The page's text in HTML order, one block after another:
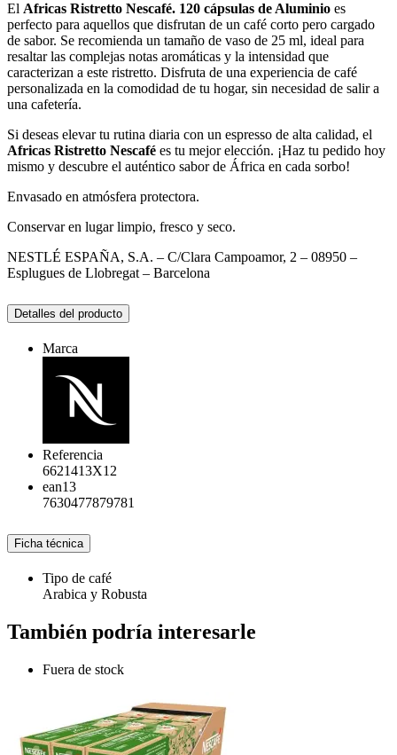
El Africas Ristretto Nescafé. 120 cápsulas de Aluminio es
perfecto para aquellos que disfrutan de un café corto pero cargado
de sabor. Se recomienda un tamaño de vaso de 25 ml, ideal para
resaltar las complejas notas aromáticas y la intensidad que
caracterizan a este ristretto. Disfruta de una experiencia de café
personalizada en la comodidad de tu hogar, sin necesidad de salir a
una cafetería.
Si deseas elevar tu rutina diaria con un espresso de alta calidad, el
Africas Ristretto Nescafé es tu mejor elección. ¡Haz tu pedido hoy
mismo y descubre el auténtico sabor de África en cada sorbo!
Envasado en atmósfera protectora.
Conservar en lugar limpio, fresco y seco.
NESTLÉ ESPAÑA, S.A. – C/Clara Campoamor, 2 – 08950 –
Esplugues de Llobregat – Barcelona
Detalles del producto
Marca
Referencia
6621413X12
ean13
7630477879781
Ficha técnica
Tipo de café
Arabica y Robusta
También podría interesarle
Fuera de stock